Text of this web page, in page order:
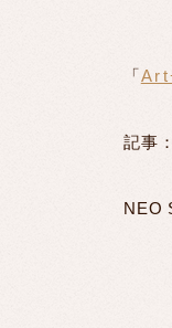
「
記事：
NEO